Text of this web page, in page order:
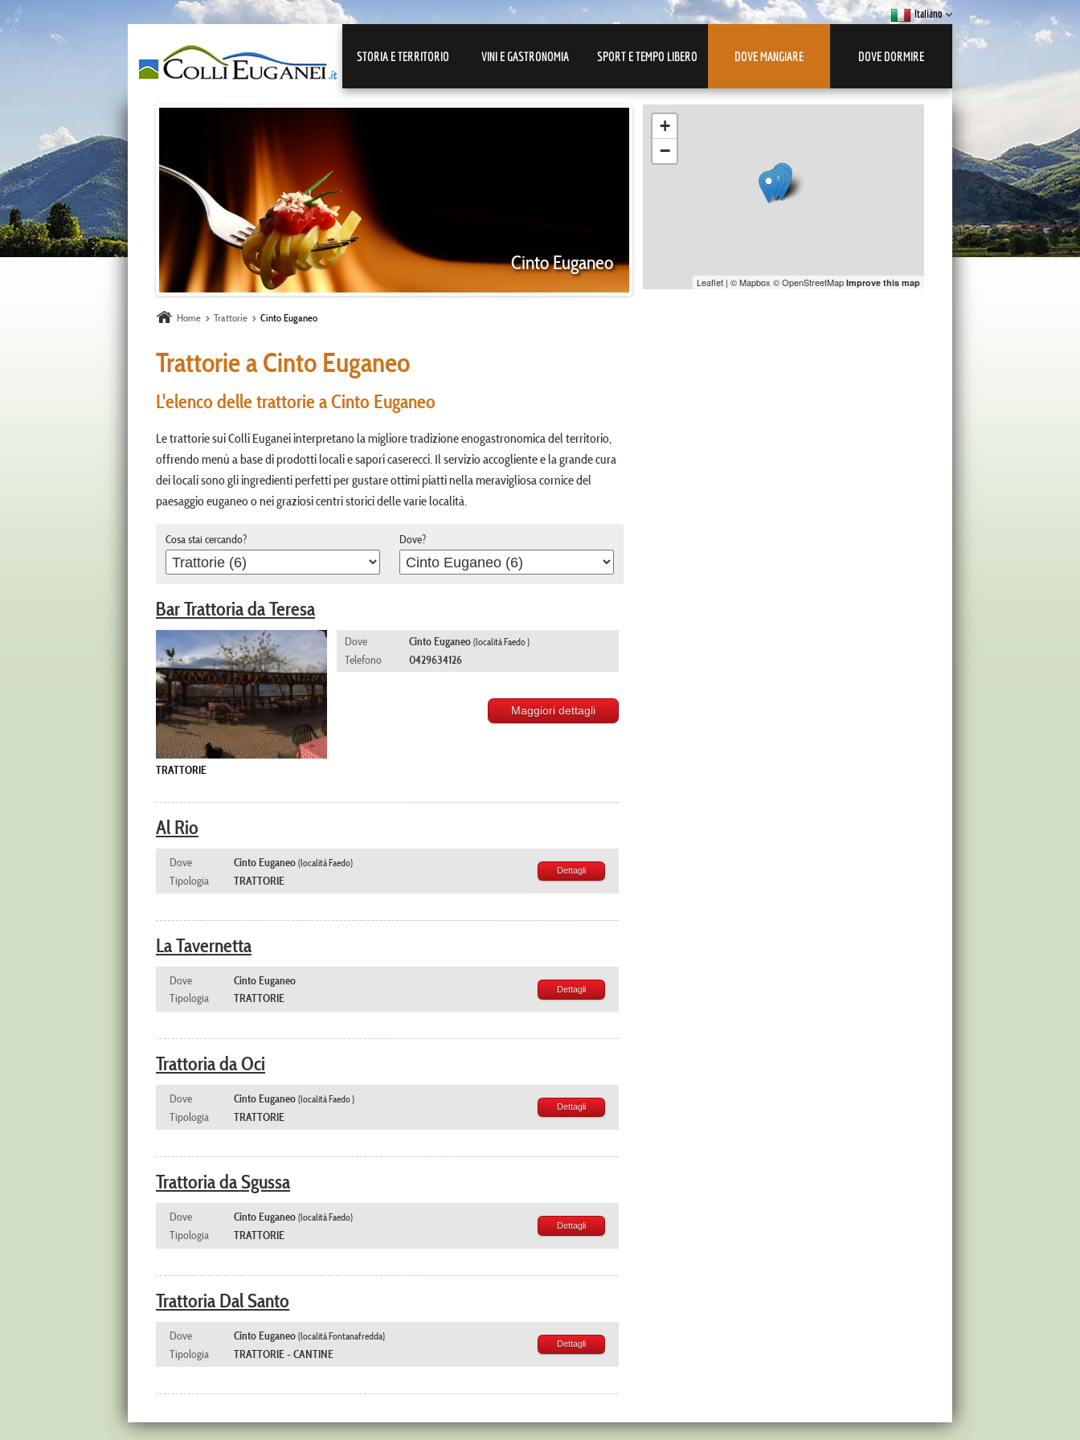
Italiano
STORIA E TERRITORIO VINI E GASTRONOMIA SPORT E TEMPO LIBERO DOVE MANGIARE DOVE DORMIRE
Cinto Euganeo
Home Trattorie Cinto Euganeo
Trattorie a Cinto Euganeo
L'elenco delle trattorie a Cinto Euganeo
Le trattorie sui Colli Euganei interpretano la migliore tradizione enogastronomica del territorio,
offrendo menù a base di prodotti locali e sapori caserecci. Il servizio accogliente e la grande cura
dei locali sono gli ingredienti perfetti per gustare ottimi piatti nella meravigliosa cornice del
paesaggio euganeo o nei graziosi centri storici delle varie località.
Cosa stai cercando? Dove?
Bar Trattoria da Teresa
TRATTORIE
Dove Cinto Euganeo(località Faedo )
Telefono 0429634126
Maggiori dettagli
Al Rio
Dove Cinto Euganeo(località Faedo)
Tipologia TRATTORIE
Dettagli
La Tavernetta
Dove
Cinto Euganeo
Tipologia
TRATTORIE
Dettagli
Trattoria da Oci
Dove Cinto Euganeo(località Faedo )
Tipologia TRATTORIE
Dettagli
Trattoria da Sgussa
Dove Cinto Euganeo(località Faedo)
Tipologia TRATTORIE
Dettagli
Trattoria Dal Santo
Dove Cinto Euganeo(località Fontanafredda)
Tipologia TRATTORIE - CANTINE
Dettagli
+
−
Leaflet | ©Mapbox ©OpenStreetMap Improve this map